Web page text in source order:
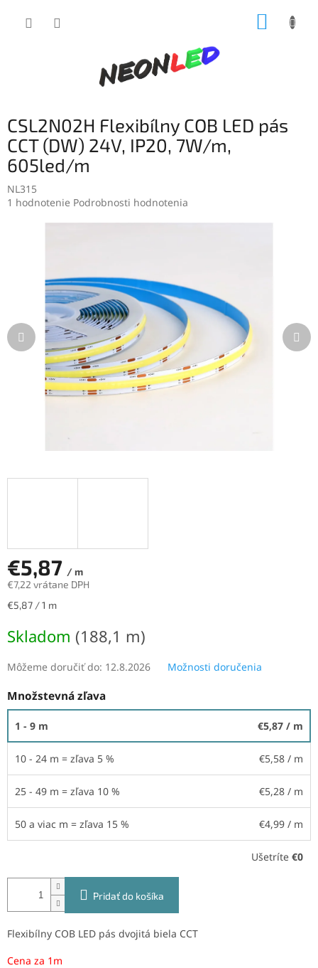
CSL2N02H Flexibílny COB LED pás
CCT (DW) 24V, IP20, 7W/m,
605led/m
NL315
Priemerné
hviezdičiek.
1 hodnotenie Podrobnosti hodnotenia
€5,87 / m
€7,22 vrátane DPH
Jednotková
€5,87 / 1 m
Skladom (188,1 m)
Môžeme doručiť do: 12.8.2026 Možnosti doručenia
Množstevná zľava
1 - 9 m €5,87 / m
10 - 24 m = zľava 5 % €5,58 / m
25 - 49 m = zľava 10 % €5,28 / m
50 a viac m = zľava 15 % €4,99 / m
Ušetríte €0
Pridať do košíka
Flexibílny COB LED pás dvojitá biela CCT
Cena za 1m